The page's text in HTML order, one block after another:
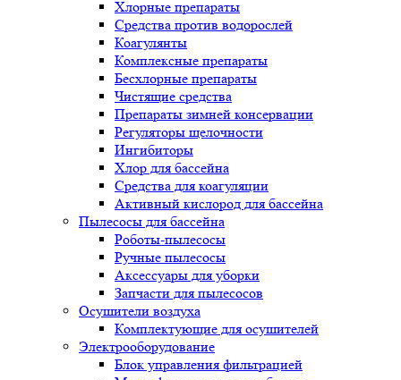
Хлорные препараты
Средства против водорослей
Коагулянты
Комплексные препараты
Бесхлорные препараты
Чистящие средства
Препараты зимней консервации
Регуляторы щелочности
Ингибиторы
Хлор для бассейна
Средства для коагуляции
Активный кислород для бассейна
Пылесосы для бассейна
Роботы-пылесосы
Ручные пылесосы
Аксессуары для уборки
Запчасти для пылесосов
Осушители воздуха
Комплектующие для осушителей
Электрооборудование
Блок управления фильтрацией